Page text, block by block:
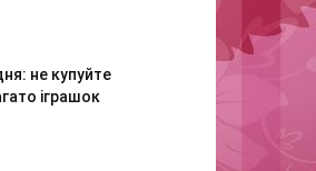
не купуйте
іграшок